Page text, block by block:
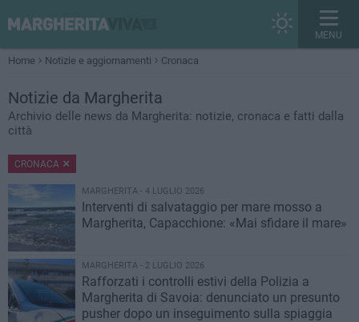
MENU
Home Notizie e aggiornamenti Cronaca
Notizie da Margherita
Archivio delle news da Margherita: notizie, cronaca e fatti dalla
città
CRONACA
MARGHERITA - 4 LUGLIO 2026
Interventi di salvataggio per mare mosso a
Margherita, Capacchione: «Mai sfidare il mare»
MARGHERITA - 2 LUGLIO 2026
Rafforzati i controlli estivi della Polizia a
Margherita di Savoia: denunciato un presunto
pusher dopo un inseguimento sulla spiaggia